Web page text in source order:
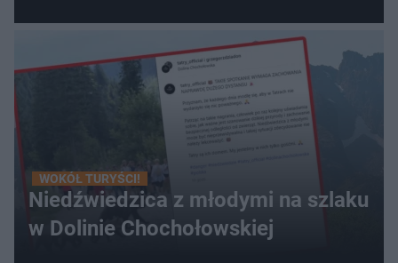
WOKÓŁ TURYŚCI!
Niedźwiedzica z młodymi na szlaku
w Dolinie Chochołowskiej